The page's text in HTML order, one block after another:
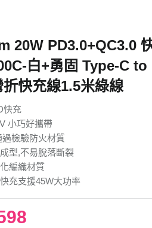
20W PD3.0+QC3.0
白+勇固 Type-C
快充線1.5米綠線
快充
小巧好攜帶
檢驗防火材質
型,不易脫落斷裂
編織材質
充支援45W大功率